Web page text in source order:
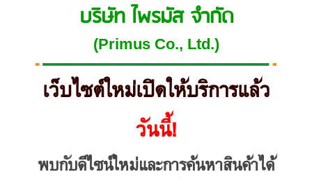
บริษัท ไพรมัส จำกัด
(Primus Co., Ltd.)
เว็บไซต์ใหม่เปิดให้บริการแล้ว
วันนี้!
พบกับดีไซน์ใหม่และการค้นหาสินค้าได้